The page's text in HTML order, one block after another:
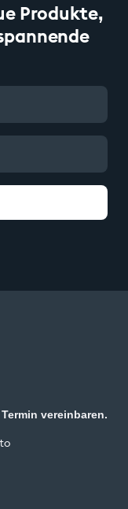
Produkte,
vereinbaren.